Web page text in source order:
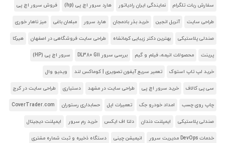
سفارش ربات تلگرام نمایندگی ایران رادیاتور هارد سرور اچ پی (hp) فروش سرور اچ پی
طراحی سایت آنریل انجین خرید بذر بادمجان هارد سرور مبلمان باغی میز ناهار خوری
صندلی پلاستیکی بهترین دکتر زیبایی کرمانشاه طراحی سایت فروشگاهی در اصفهان هیرکا
پرینت محصولات انیمه، فیلم و گیم بررسی سرور DL380 G11 سرور اچ پی (HP)
خرید لپ تاپ استوک تعمیر سریع آیفون تصویری | کوماکس لند ویدیو وال
سی پی کالاف خرید سرور اچ پی طراحی سایت در مشهد دستیاری طراحی سایت در کرج
چاپ روی چسب امداد خودرو جک تعمیرات اپل حسابداری رستوران CoverTrader.com
صندلی پلاستیکی ایمپلنت دندان دلتا اف ایکس خرید رم سرور ایمپلنت دیجیتال
خدمات DevOps مدیریت سرور انیمیشن چینی دستگاه ذخیره و ثبت شماره مشتری